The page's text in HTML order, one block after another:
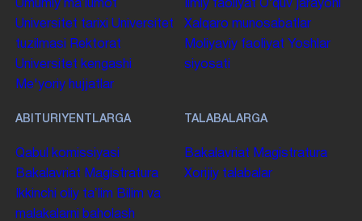
Umumiy maʼlumot
Universitet tarixi Universitet
tuzilmasi
Rektorat
Universitet kengashi
Me'yoriy hujjatlar
Ilmiy faoliyat Oʻquv jarayoni
Xalqaro munosabatlar
Moliyaviy faoliyat Yoshlar
siyosati
ABITURIYENTLARGA
Qabul komissiyasi
Bakalavriat Magistratura
Ikkinchi oliy taʼlim Bilim va
malakalarni baholash
TALABALARGA
Bakalavriat Magistratura
Xorijiy talabalar